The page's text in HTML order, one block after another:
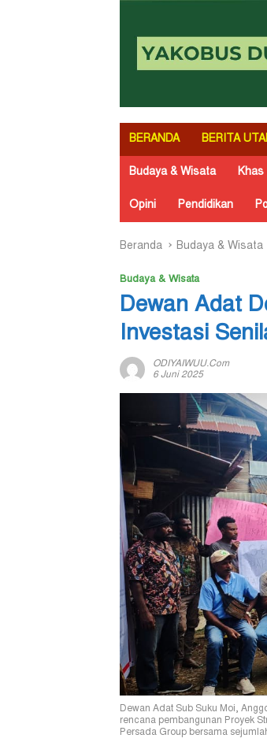
BERANDA BERITA
Budaya & Wisata Khas
Opini Pendidikan
Beranda Budaya & Wisata
Budaya & Wisata
Dewan Adat
Investasi
ODIYAIWUU.com
6 Juni 2025
Dewan Adat Sub Suku Moi,
rencana pembangunan Proyek
Persada Group bersama